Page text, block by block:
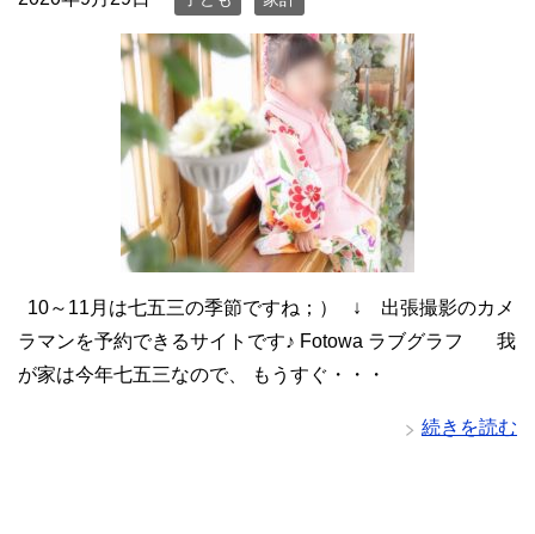
10～11月は七五三の季節ですね；） ↓ 出張撮影のカメ
ラマンを予約できるサイトです♪ Fotowa ラブグラフ 我
が家は今年七五三なので、 もうすぐ・・・
続きを読む